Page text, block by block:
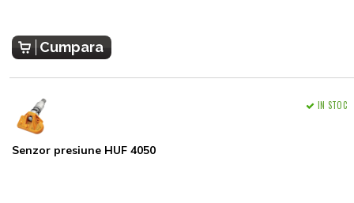
Cumpara
Senzor presiune HUF 4050
IN STOC